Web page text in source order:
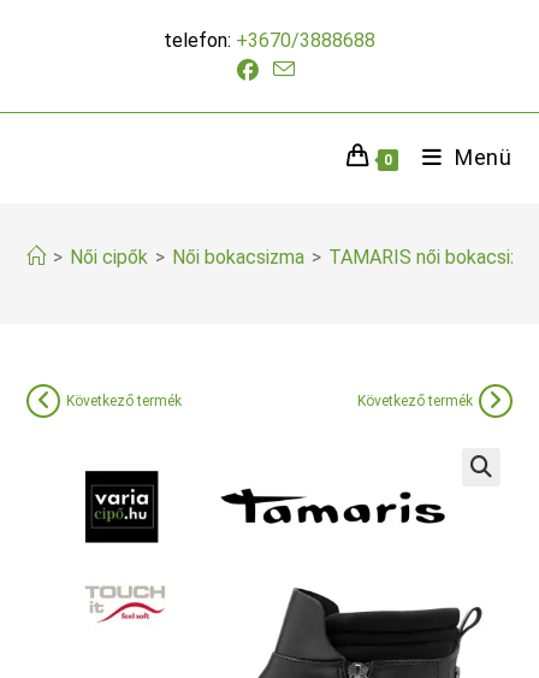
telefon: +3670/3888688
0 Menü
> Női cipők > Női bokacsizma > TAMARIS női
Következő termék Következő termék